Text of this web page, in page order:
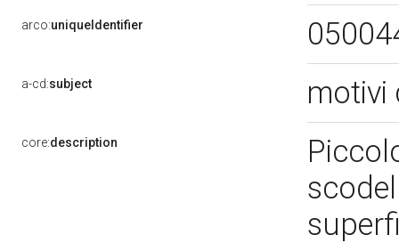
arco:uniqueIdentifier
a-cd:subject motivi
core:description